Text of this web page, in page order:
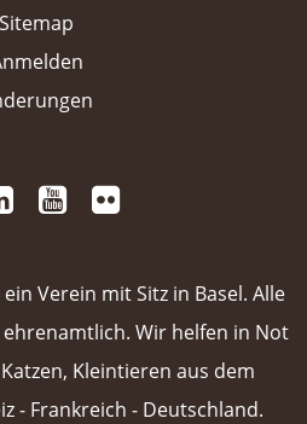
Sitemap
Verein mit Sitz in Basel. Alle
Wir helfen in Not
Kleintieren aus dem
- Frankreich - Deutschland.